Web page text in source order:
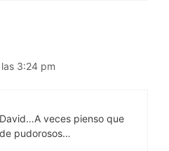
3:24 pm
veces pienso que
pudorosos…